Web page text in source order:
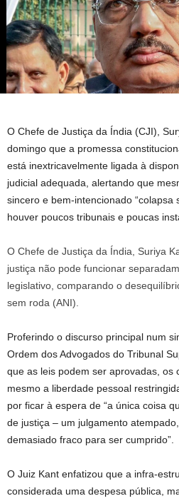
O Chefe de Justiça da Índia (CJI),
domingo que a promessa
está inextricavelmente ligada à
judicial adequada, alertando que
sincero e bem-intencionado “colapsa
houver poucos tribunais e poucas
O Chefe de Justiça da Índia, Suriya
justiça não pode funcionar
legislativo, comparando o
sem roda (ANI).
Proferindo o discurso principal num
Ordem dos Advogados do Tribunal
que as leis podem ser aprovadas, os
mesmo a liberdade pessoal
por ficar à espera de “a única coisa
de justiça – um julgamento
demasiado fraco para ser cumprido”.
O Juiz Kant enfatizou que a infra-
considerada uma despesa pública,